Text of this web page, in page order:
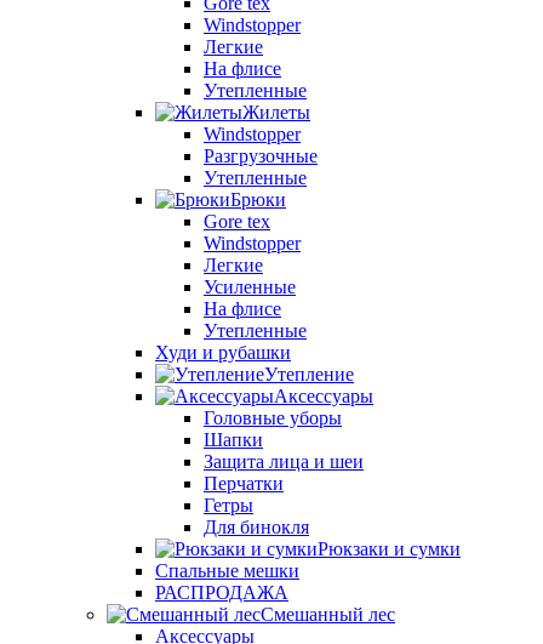
Windstopper
Легкие
На флисе
Утепленные
Жилеты
Windstopper
Разгрузочные
Утепленные
Брюки
Gore tex
Windstopper
Легкие
Усиленные
На флисе
Утепленные
Худи и рубашки
Утепление
Аксессуары
Головные уборы
Шапки
Защита лица и шеи
Перчатки
Гетры
Для бинокля
Рюкзаки и сумки
Спальные мешки
РАСПРОДАЖА
Смешанный лес
Аксессуары